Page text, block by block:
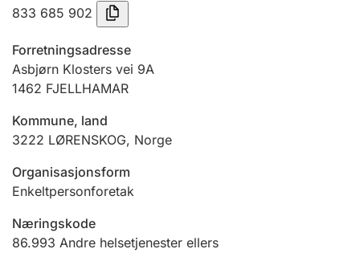
Jeger
Betaling og jegeravgiftskort
Ektepaktveileder
Offentlig sektor
833 685 902
Forretningsadresse
Asbjørn Klosters vei 9A
1462 FJELLHAMAR
Kommune, land
3222 LØRENSKOG, Norge
Organisasjonsform
Enkeltpersonforetak
Næringskode
86.993 Andre helsetjenester ellers